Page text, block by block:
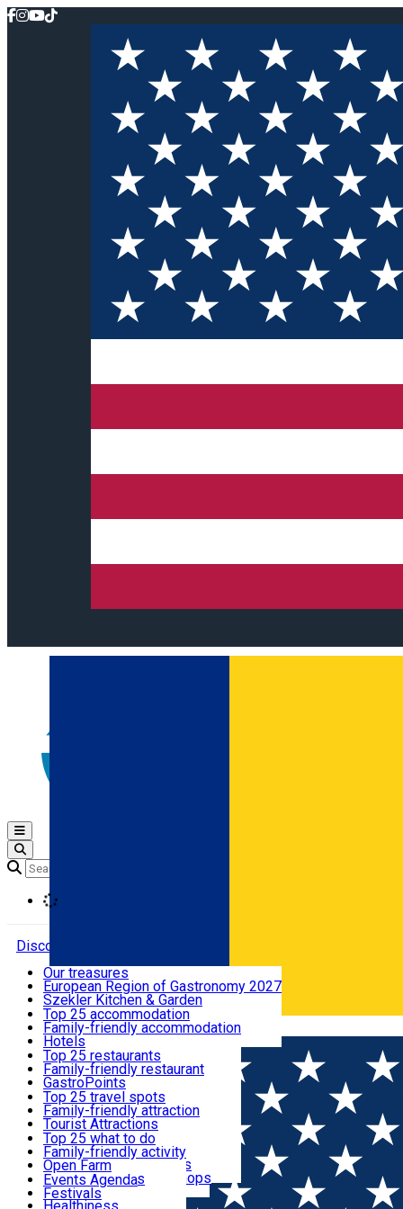
Română
Open main menu
Discover
Where to sleep
What to eat & drink
What to see
What to do
Events
Useful info
Our treasures
European Region of Gastronomy 2027
Szekler Kitchen & Garden
Audio Guide
Legendary Harghita
Try it
Top 25 accommodation
Family-friendly accommodation
Hotels
Motels
Guesthouses
Hostels
Vilas
Cottages
Apartments
Rooms for rent
Camping
Glamping
All accommodation
Top 25 restaurants
Family-friendly restaurant
GastroPoints
Szekler Product
Mountain product
Restaurants, Pizza Places
Fast Food
Coffee Places
Confectionery, Creperie
Ice Cream Shop
All restaurants
Top 25 travel spots
Family-friendly attraction
Tourist Attractions
Culture
Sacred
Traditions and Customs
Demonstration Workshops
Top 25 what to do
Family-friendly activity
Open Farm
Thematic routes
Wildlife
Events Agenda
Festivals